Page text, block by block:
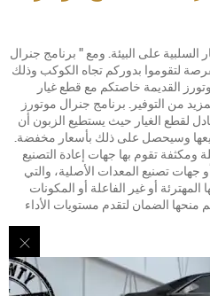
على البيئة. ومع " برنامج جنرال
لتقوموا بدوركم تجاه الكوكب وذلك
القديمة خاصتكم مع قطع غيار
من التوفير. برنامج جنرال موتورز
لقطع الغيار حيث يستطيع الزبون أن
وسيحصل على ذلك بأسعار مخفضة.
ومكثفة تقوم بها جهات إعادة التصنيع
تصنيع المعدات الأصلية، والتي
أو غير الفاعلة أو المكونات
منحها الضمان لتقدم مستويات الأداء